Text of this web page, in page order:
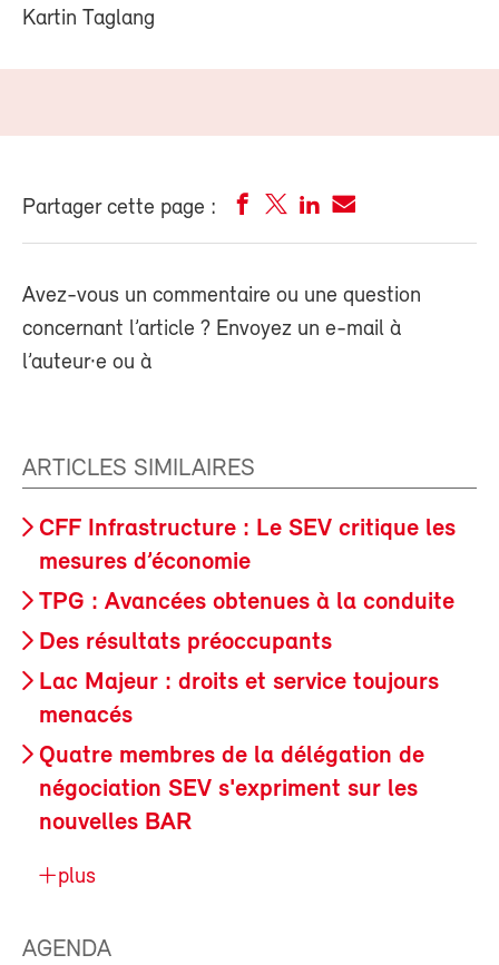
Kartin Taglang
Partager cette page :
Avez-vous un commentaire ou une question
concernant l’article ? Envoyez un e-mail à
l’auteur·e ou à
ARTICLES SIMILAIRES
CFF Infrastructure : Le SEV critique les
mesures d’économie
TPG : Avancées obtenues à la conduite
Des résultats préoccupants
Lac Majeur : droits et service toujours
menacés
Quatre membres de la délégation de
négociation SEV s'expriment sur les
nouvelles BAR
plus
AGENDA